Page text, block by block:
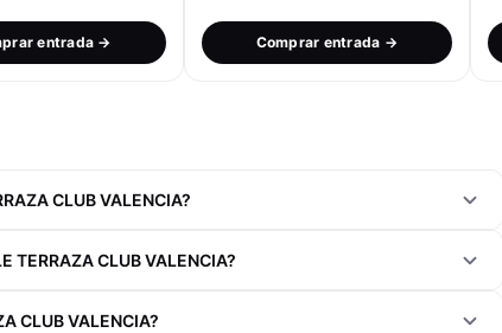
entrada → Comprar entrada →
CLUB VALENCIA?
TERRAZA CLUB VALENCIA?
CLUB VALENCIA?